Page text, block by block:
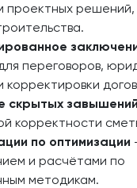
проектных решений,
переговоров,
корректировки
скрытых
корректности
по оптимизации
и расчётами по
методикам.